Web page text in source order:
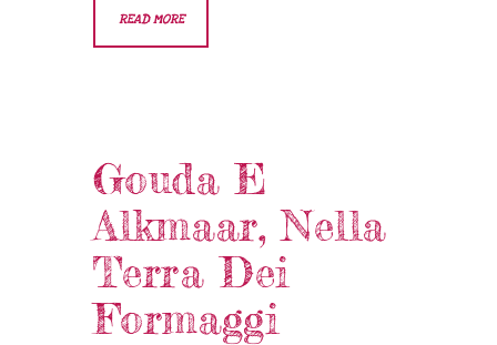
READ MORE
Gouda E
Alkmaar, Nella
Terra Dei
Formaggi